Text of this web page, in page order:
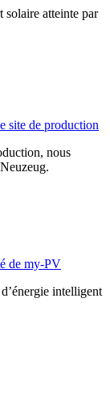
atteinte par
site de production
nous
de my-PV
intelligent